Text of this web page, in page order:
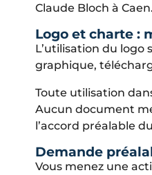
Claude Bloch à Caen.
Logo et charte :
L’utilisation du
graphique,
Toute utilisation
Aucun document
l’accord préalable
Demande
Vous menez une